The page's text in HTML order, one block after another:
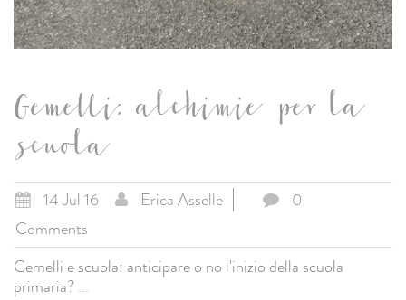
Gemelli: alchimie per la
scuola
14 Jul 16 Erica Asselle
0
Comments
Gemelli e scuola: anticipare o no l'inizio della scuola
primaria?...